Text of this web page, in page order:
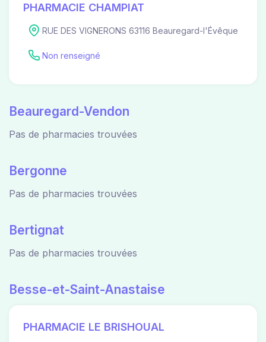
PHARMACIE CHAMPIAT
RUE DES VIGNERONS 63116 Beauregard-l'Évêque
Non renseigné
Beauregard-Vendon
Pas de pharmacies trouvées
Bergonne
Pas de pharmacies trouvées
Bertignat
Pas de pharmacies trouvées
Besse-et-Saint-Anastaise
PHARMACIE LE BRISHOUAL